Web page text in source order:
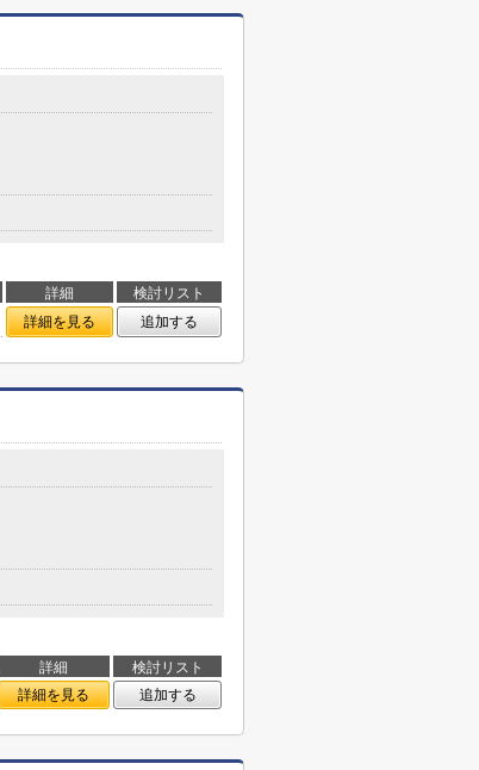
詳細
検討リスト
詳細を見る 追加する
詳細
検討リスト
詳細を見る 追加する